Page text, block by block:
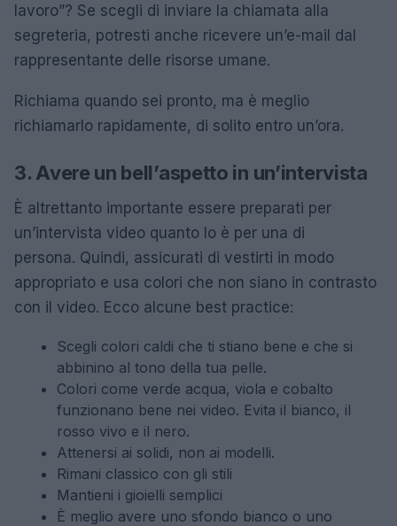
lavoro”? Se scegli di inviare la chiamata alla
segreteria, potresti anche ricevere un’e-mail dal
rappresentante delle risorse umane.
Richiama quando sei pronto, ma è meglio
richiamarlo rapidamente, di solito entro un’ora.
3. Avere un bell’aspetto in un’intervista
È altrettanto importante essere preparati per
un’intervista video quanto lo è per una di
persona. Quindi, assicurati di vestirti in modo
appropriato e usa colori che non siano in contrasto
con il video. Ecco alcune best practice:
Scegli colori caldi che ti stiano bene e che si
abbinino al tono della tua pelle.
Colori come verde acqua, viola e cobalto
funzionano bene nei video. Evita il bianco, il
rosso vivo e il nero.
Attenersi ai solidi, non ai modelli.
Rimani classico con gli stili
Mantieni i gioielli semplici
È meglio avere uno sfondo bianco o uno